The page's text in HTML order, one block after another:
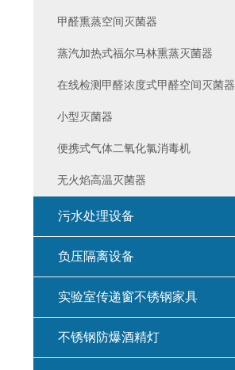
甲醛熏蒸空间灭菌器
蒸汽加热式福尔马林熏蒸灭菌器
在线检测甲醛浓度式甲醛空间灭菌器
小型灭菌器
便携式气体二氧化氯消毒机
无火焰高温灭菌器
污水处理设备
负压隔离设备
实验室传递窗不锈钢家具
不锈钢防爆酒精灯